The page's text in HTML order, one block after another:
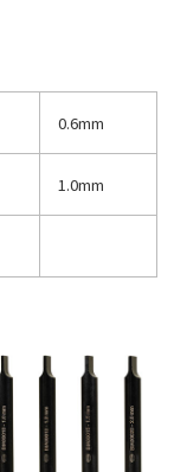
0.6mm
1.0mm